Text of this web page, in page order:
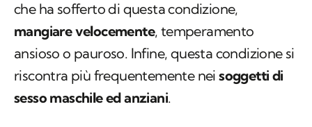
che ha sofferto di questa condizione,
mangiare velocemente, temperamento
ansioso o pauroso. Infine, questa condizione si
riscontra più frequentemente neisoggetti di
sesso maschile ed anziani.